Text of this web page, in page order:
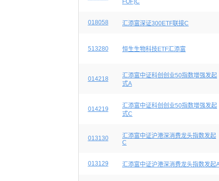
FOF)C
018058 汇添富深证300ETF联接C
513280 恒生生物科技ETF汇添富
014218
汇添富中证科创创业50指数增强发起
式A
014219
汇添富中证科创创业50指数增强发起
式C
013130
汇添富中证沪港深消费龙头指数发起
C
013129 汇添富中证沪港深消费龙头指数发起